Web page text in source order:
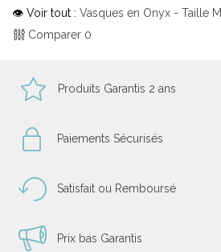
👁 Voir tout : Vasques en Onyx - Taille M
Comparer 0
Produits Garantis 2 ans
Paiements Sécurisés
Satisfait ou Remboursé
Prix bas Garantis